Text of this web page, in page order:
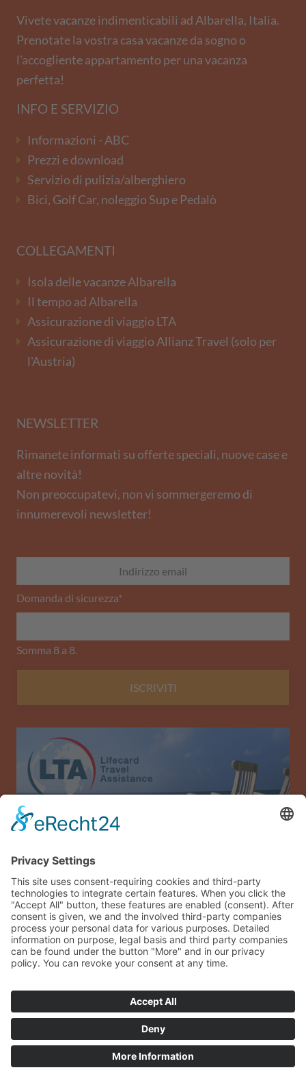
Vivete vacanze indimenticabili ad Albarella, Italia.
Prenotate la vostra casa vacanze da sogno o
l'accogliente appartamento per una vacanza
perfetta!
INFO E SERVIZIO
Informazioni - ABC
Prezzi e download
Servizio di pulizia/alberghiero
Bici, Golf Car, noleggio Sup e Pedalò
COLLEGAMENTI
Isola delle vacanze Albarella
Il tempo ad Albarella
Assicurazione di viaggio LTA
Assicurazione di viaggio Allianz Travel (solo per
l'Austria)
NEWSLETTER
Rimanete informati su offerte speciali, nuove case e
altre novità!
Non preoccupatevi, non vi sommergeremo di
innumerevoli newsletter!
Domanda di sicurezza*
Somma 8 a 8.
ISCRIVITI
Assicurazione di viaggio Allianz Travel (solo per
l'Austria)
Protezione dei dati
Termini e condizioni generali